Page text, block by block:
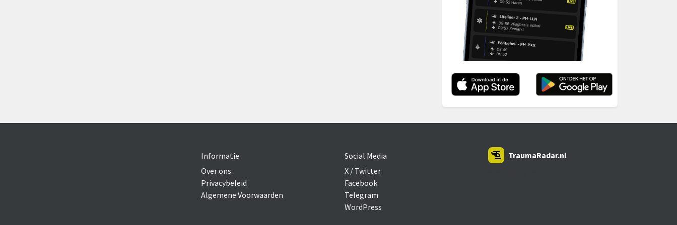
Informatie
Over ons
Privacybeleid
Algemene Voorwaarden
Social Media
X / Twitter
Facebook
Telegram
WordPress
TraumaRadar.nl